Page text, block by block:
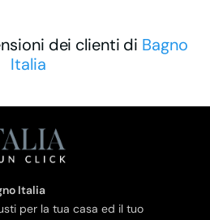
dei clienti di Bagno
Italia
Italia
per la tua casa ed il tuo